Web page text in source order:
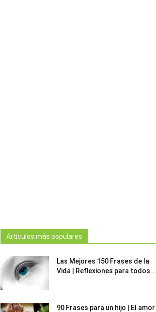
Artículos más populares
Las Mejores 150 Frases de la
Vida | Reflexiones para todos...
90 Frases para un hijo | El amor